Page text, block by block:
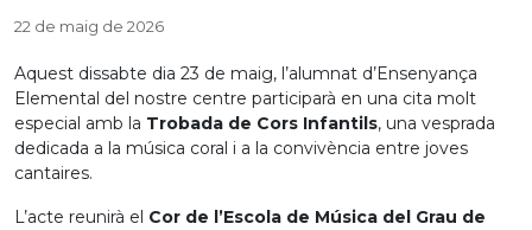
22 de maig de 2026
Aquest dissabte dia 23 de maig, l’alumnat d’Ensenyança
Elemental del nostre centre participarà en una cita molt
especial amb la Trobada de Cors Infantils, una vesprada
dedicada a la música coral i a la convivència entre joves
cantaires.
L’acte reunirà el Cor de l’Escola de Música del Grau de